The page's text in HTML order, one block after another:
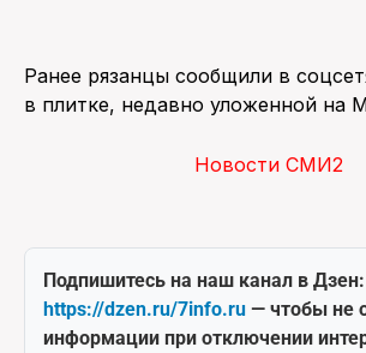
Ранее рязанцы сообщили в
в плитке, недавно уложенной на
Новости СМИ2
Подпишитесь на наш канал в Дзен:
https://dzen.ru/7info.ru — чтобы не
информации при отключении